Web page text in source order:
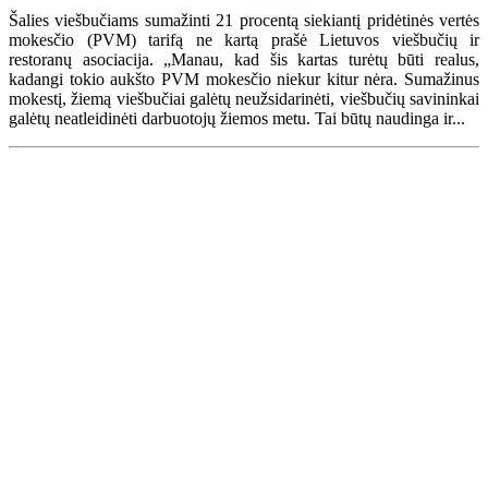
Šalies viešbučiams sumažinti 21 procentą siekiantį pridėtinės vertės
mokesčio (PVM) tarifą ne kartą prašė Lietuvos viešbučių ir
restoranų asociacija. „Manau, kad šis kartas turėtų būti realus,
kadangi tokio aukšto PVM mokesčio niekur kitur nėra. Sumažinus
mokestį, žiemą viešbučiai galėtų neužsidarinėti, viešbučių savininkai
galėtų neatleidinėti darbuotojų žiemos metu. Tai būtų naudinga ir...